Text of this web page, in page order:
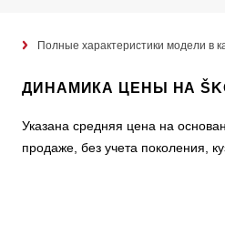
Полные характеристики модели в
ДИНАМИКА ЦЕНЫ НА
Указана средняя цена на
продаже, без учета поколения,